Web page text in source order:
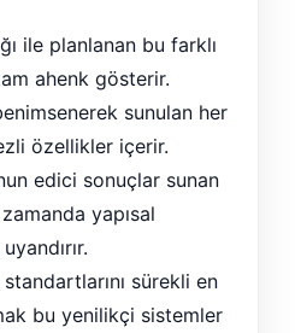
ile planlanan bu farklı
ahenk gösterir.
sunulan her
özellikler içerir.
edici sonuçlar sunan
yapısal
sürekli en
bu yenilikçi sistemler